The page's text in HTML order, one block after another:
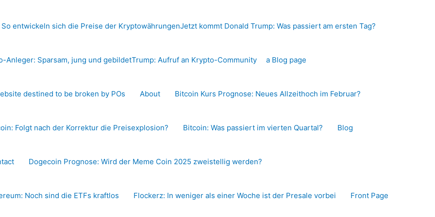
So entwickeln sich die Preise der KryptowährungenJetzt kommt Donald Trump: Was passiert am ersten Tag?
Anleger: Sparsam, jung und gebildetTrump: Aufruf an Krypto-Community a Blog page
destined to be broken by POs About Bitcoin Kurs Prognose: Neues Allzeithoch im Februar?
Folgt nach der Korrektur die Preisexplosion? Bitcoin: Was passiert im vierten Quartal? Blog
Dogecoin Prognose: Wird der Meme Coin 2025 zweistellig werden?
Noch sind die ETFs kraftlos Flockerz: In weniger als einer Woche ist der Presale vorbei Front Page